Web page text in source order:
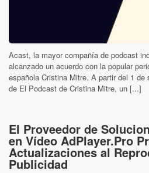
Acast, la mayor compañía de podcast
alcanzado un acuerdo con la popular
española Cristina Mitre. A partir del 1
de El Podcast de Cristina Mitre, un [...]
El Proveedor de
en Vídeo AdPlayer.Pro
Actualizaciones al
Publicidad